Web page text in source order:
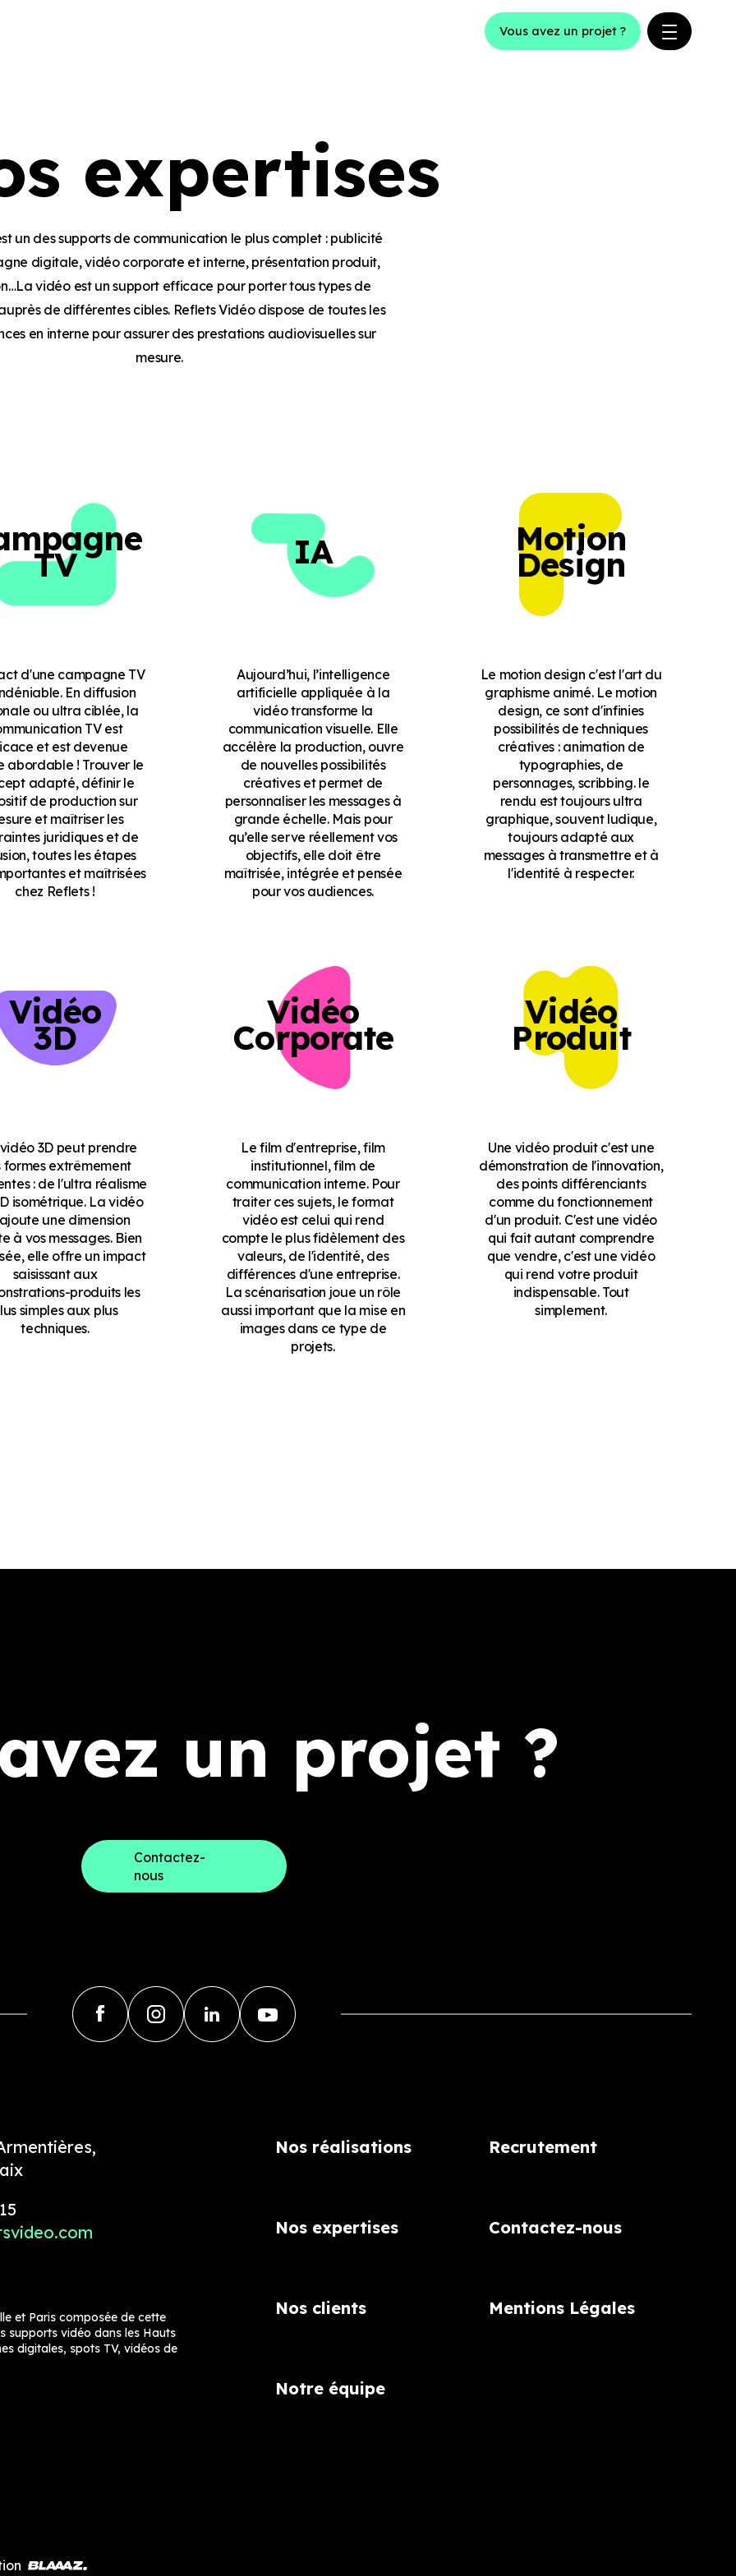
Vous avez un projet ?
expertises
un des supports de communication le plus complet : publicité
digitale, vidéo corporate et interne, présentation produit,
vidéo est un support efficace pour porter tous types de
de différentes cibles. Reflets Vidéo dispose de toutes les
en interne pour assurer des prestations audiovisuelles sur
mesure.
TV
d'une campagne TV
En diffusion
ou ultra ciblée, la
TV est
et est devenue
abordable ! Trouver le
adapté, définir le
de production sur
et maîtriser les
juridiques et de
toutes les étapes
et maîtrisées
chez Reflets !
IA
Aujourd’hui, l’intelligence
artificielle appliquée à la
vidéo transforme la
communication visuelle. Elle
accélère la production, ouvre
de nouvelles possibilités
créatives et permet de
personnaliser les messages à
grande échelle. Mais pour
qu’elle serve réellement vos
objectifs, elle doit être
maîtrisée, intégrée et pensée
pour vos audiences.
Motion
Design
Le motion design c'est l'art du
graphisme animé. Le motion
design, ce sont d'infinies
possibilités de techniques
créatives : animation de
typographies, de
personnages, scribbing. le
rendu est toujours ultra
graphique, souvent ludique,
toujours adapté aux
messages à transmettre et à
l'identité à respecter.
Vidéo
3D
3D peut prendre
formes extrêmement
: de l'ultra réalisme
isométrique. La vidéo
une dimension
à vos messages. Bien
elle offre un impact
saisissant aux
produits les
simples aux plus
techniques.
Vidéo
Corporate
Le film d'entreprise, film
institutionnel, film de
communication interne. Pour
traiter ces sujets, le format
vidéo est celui qui rend
compte le plus fidèlement des
valeurs, de l'identité, des
différences d'une entreprise.
La scénarisation joue un rôle
aussi important que la mise en
images dans ce type de
projets.
Vidéo
Produit
Une vidéo produit c'est une
démonstration de l'innovation,
des points différenciants
comme du fonctionnement
d'un produit. C'est une vidéo
qui fait autant comprendre
que vendre, c'est une vidéo
qui rend votre produit
indispensable. Tout
simplement.
un projet ?
Contactez-
nous
et Paris composée de cette
supports vidéo dans les Hauts
digitales, spots TV, vidéos de
Nos réalisations
Nos expertises
Nos clients
Notre équipe
Recrutement
Contactez-nous
Mentions Légales